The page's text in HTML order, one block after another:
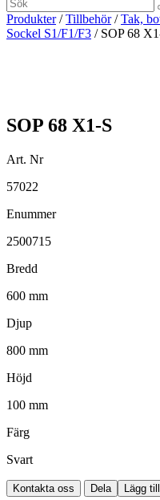
Produkter/Tillbehör/Tak,
Sockel S1/F1/F3 / SOP 68
SOP 68 X1-S
Art. Nr
57022
Enummer
2500715
Bredd
600 mm
Djup
800 mm
Höjd
100 mm
Färg
Svart
Kontakta oss Dela Lägg